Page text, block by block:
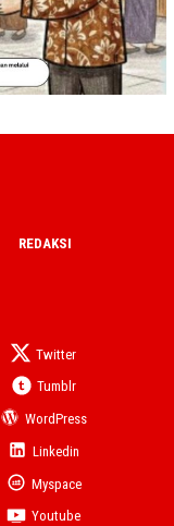
REDAKSI
Twitter
Tumblr
WordPress
Linkedin
Myspace
Youtube